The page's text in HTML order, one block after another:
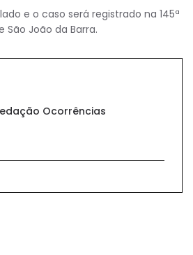
e o caso será registrado na 145ª
São João da Barra.
Ocorrências